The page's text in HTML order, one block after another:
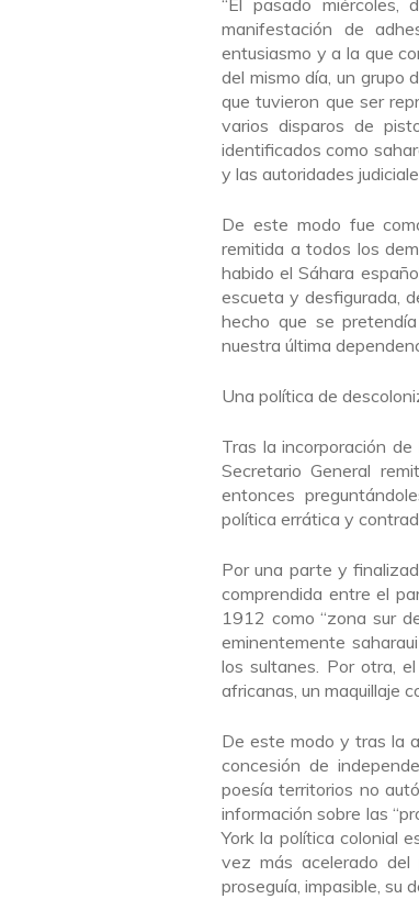
“El pasado
manifestación de
entusiasmo y a la que
del mismo día, un grupo
que tuvieron que ser
varios disparos de
identificados como
y las autoridades
De este modo fue
remitida a todos los
habido el Sáhara
escueta y desfigurada,
hecho que se
nuestra última
Una política de
Tras la incorporación
Secretario General
entonces
política errática y
Por una parte y
comprendida entre el
1912 como “zona sur
eminentemente
los sultanes. Por otra,
africanas, un maquillaje
De este modo y tras la
concesión de
poesía territorios no
información sobre las
York la política colonial
vez más acelerado del
proseguía, impasible, su